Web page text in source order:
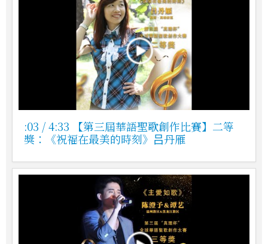
:03 / 4:33 【第三屆華語聖歌創作比賽】二等
獎：《祝福在最美的時刻》吕丹雁